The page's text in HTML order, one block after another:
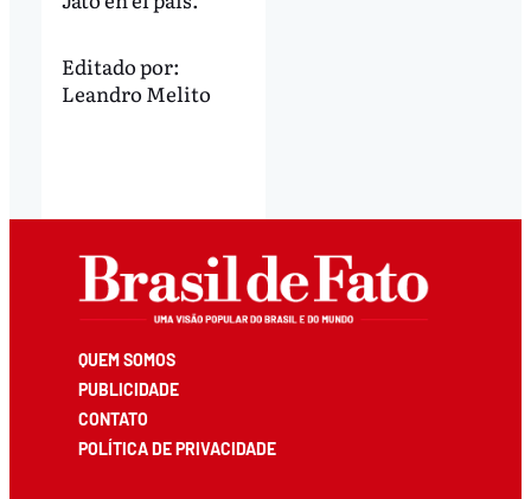
Editado por:
Leandro Melito
QUEM SOMOS
PUBLICIDADE
CONTATO
POLÍTICA DE PRIVACIDADE